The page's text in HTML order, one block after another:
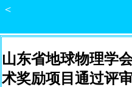
＜
山东省地球物理学
术奖励项目通过评